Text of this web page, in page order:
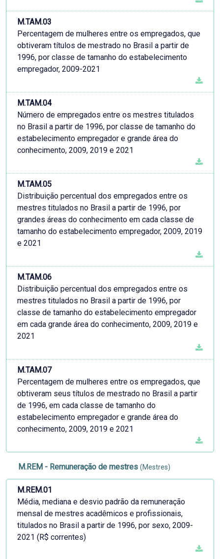
M.TAM.03
Percentagem de mulheres entre os empregados, que
obtiveram títulos de mestrado no Brasil a partir de
1996, por classe de tamanho do estabelecimento
empregador, 2009-2021
M.TAM.04
Número de empregados entre os mestres titulados
no Brasil a partir de 1996, por classe de tamanho do
estabelecimento empregador e grande área do
conhecimento, 2009, 2019 e 2021
M.TAM.05
Distribuição percentual dos empregados entre os
mestres titulados no Brasil a partir de 1996, por
grandes áreas do conhecimento em cada classe de
tamanho do estabelecimento empregador, 2009, 2019
e 2021
M.TAM.06
Distribuição percentual dos empregados entre os
mestres titulados no Brasil a partir de 1996, por
classe de tamanho do estabelecimento empregador
em cada grande área do conhecimento, 2009, 2019 e
2021
M.TAM.07
Percentagem de mulheres entre os empregados, que
obtiveram seus títulos de mestrado no Brasil a partir
de 1996, em cada classe de tamanho do
estabelecimento empregador e grande área do
conhecimento, 2009, 2019 e 2021
M.REM - Remuneração de mestres (Mestres)
M.REM.01
Média, mediana e desvio padrão da remuneração
mensal de mestres acadêmicos e profissionais,
titulados no Brasil a partir de 1996, por sexo, 2009-
2021 (R$ correntes)